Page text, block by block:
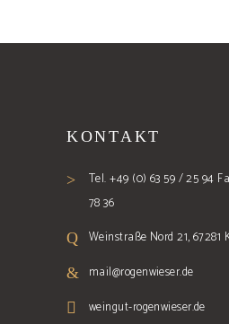
KONTAKT
Tel. +49 (0) 63 59 / 25 94
78 36
Weinstraße Nord 21, 67281
mail@rogenwieser.de
weingut-rogenwieser.de